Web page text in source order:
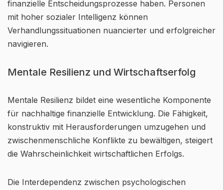
finanzielle Entscheidungsprozesse haben. Personen
mit hoher sozialer Intelligenz können
Verhandlungssituationen nuancierter und erfolgreicher
navigieren.
Mentale Resilienz und Wirtschaftserfolg
Mentale Resilienz bildet eine wesentliche Komponente
für nachhaltige finanzielle Entwicklung. Die Fähigkeit,
konstruktiv mit Herausforderungen umzugehen und
zwischenmenschliche Konflikte zu bewältigen, steigert
die Wahrscheinlichkeit wirtschaftlichen Erfolgs.
Die Interdependenz zwischen psychologischen